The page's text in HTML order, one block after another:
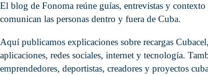
El blog de Fonoma reúne guías, entrevistas y
comunican las personas dentro y fuera de Cuba.
Aquí publicamos explicaciones sobre recargas
aplicaciones, redes sociales, internet y tecnología.
emprendedores, deportistas, creadores y proyectos